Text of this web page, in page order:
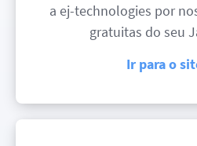
a ej-technologies por
gratuitas do seu
Ir para o